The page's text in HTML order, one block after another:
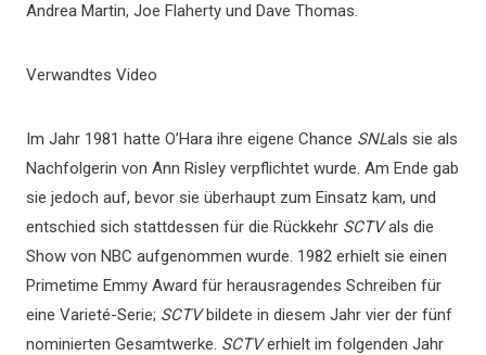
Andrea Martin, Joe Flaherty und Dave Thomas.
Verwandtes Video
Im Jahr 1981 hatte O’Hara ihre eigene Chance SNLals sie als
Nachfolgerin von Ann Risley verpflichtet wurde. Am Ende gab
sie jedoch auf, bevor sie überhaupt zum Einsatz kam, und
entschied sich stattdessen für die Rückkehr SCTVals die
Show von NBC aufgenommen wurde. 1982 erhielt sie einen
Primetime Emmy Award für herausragendes Schreiben für
eine Varieté-Serie; SCTVbildete in diesem Jahr vier der fünf
nominierten Gesamtwerke. SCTVerhielt im folgenden Jahr